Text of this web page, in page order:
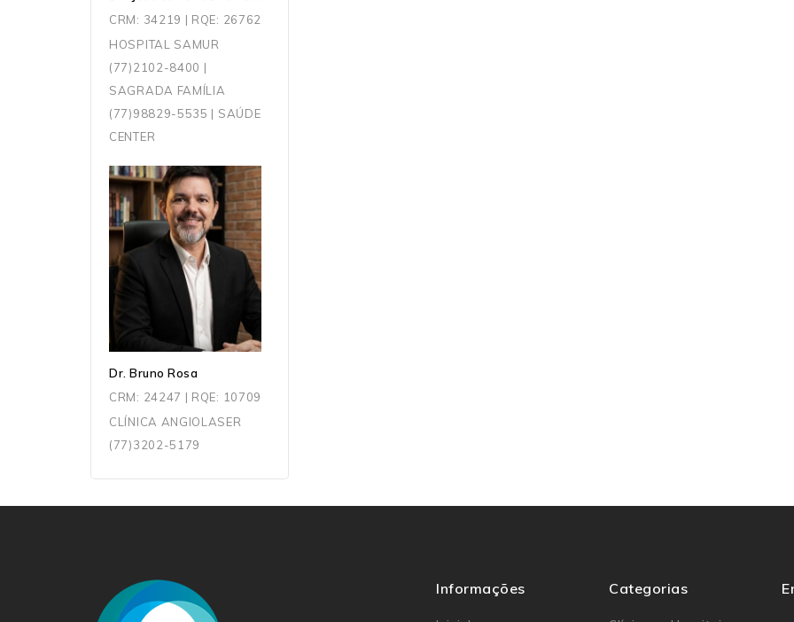
CRM: 34219 | RQE: 26762
HOSPITAL SAMUR
(77)2102-8400 |
SAGRADA FAMÍLIA
(77)98829-5535 | SAÚDE
CENTER
Dr. Bruno Rosa
CRM: 24247 | RQE: 10709
CLÍNICA ANGIOLASER
(77)3202-5179
Informações Categorias